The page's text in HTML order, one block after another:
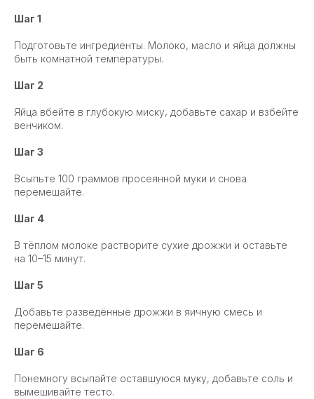
Шаг 1
Подготовьте ингредиенты. Молоко, масло и яйца должны
быть комнатной температуры.
Шаг 2
Яйца вбейте в глубокую миску, добавьте сахар и взбейте
венчиком.
Шаг 3
Всыпьте 100 граммов просеянной муки и снова
перемешайте.
Шаг 4
В тёплом молоке растворите сухие дрожжи и оставьте
на 10–15 минут.
Шаг 5
Добавьте разведённые дрожжи в яичную смесь и
перемешайте.
Шаг 6
Понемногу всыпайте оставшуюся муку, добавьте соль и
вымешивайте тесто.